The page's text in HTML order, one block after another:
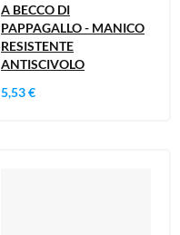
A BECCO DI
PAPPAGALLO - MANICO
RESISTENTE
ANTISCIVOLO
5,53 €